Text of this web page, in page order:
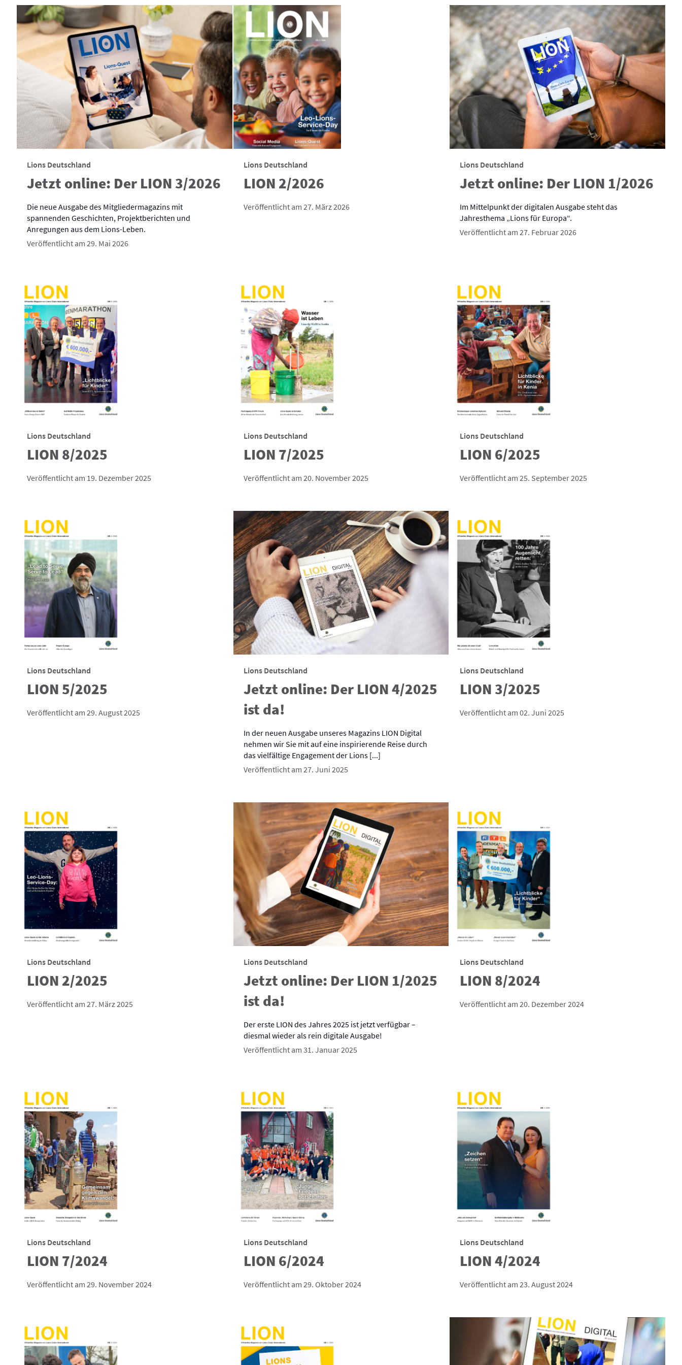
Lions Deutschland
Jetzt online: Der LION 3/2026
Die neue Ausgabe des Mitgliedermagazins mit
spannenden Geschichten, Projektberichten und
Anregungen aus dem Lions-Leben.
Veröffentlicht am 29. Mai 2026
Lions Deutschland
LION 2/2026
Veröffentlicht am 27. März 2026
Lions Deutschland
Jetzt online: Der LION 1/2026
Im Mittelpunkt der digitalen Ausgabe steht das
Jahresthema „Lions für Europa“.
Veröffentlicht am 27. Februar 2026
Lions Deutschland
LION 8/2025
Veröffentlicht am 19. Dezember 2025
Lions Deutschland
LION 7/2025
Veröffentlicht am 20. November 2025
Lions Deutschland
LION 6/2025
Veröffentlicht am 25. September 2025
Lions Deutschland
LION 5/2025
Veröffentlicht am 29. August 2025
Lions Deutschland
Jetzt online: Der LION 4/2025
ist da!
In der neuen Ausgabe unseres Magazins LION Digital
nehmen wir Sie mit auf eine inspirierende Reise durch
das vielfältige Engagement der Lions [...]
Veröffentlicht am 27. Juni 2025
Lions Deutschland
LION 3/2025
Veröffentlicht am 02. Juni 2025
Lions Deutschland
LION 2/2025
Veröffentlicht am 27. März 2025
Lions Deutschland
Jetzt online: Der LION 1/2025
ist da!
Der erste LION des Jahres 2025 ist jetzt verfügbar –
diesmal wieder als rein digitale Ausgabe!
Veröffentlicht am 31. Januar 2025
Lions Deutschland
LION 8/2024
Veröffentlicht am 20. Dezember 2024
Lions Deutschland
LION 7/2024
Veröffentlicht am 29. November 2024
Lions Deutschland
LION 6/2024
Veröffentlicht am 29. Oktober 2024
Lions Deutschland
LION 4/2024
Veröffentlicht am 23. August 2024